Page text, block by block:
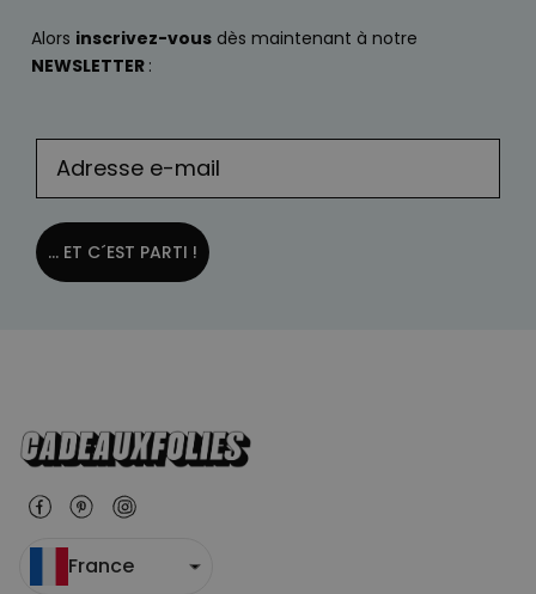
Alors inscrivez-vous dès maintenant à notre
NEWSLETTER :
... ET C´EST PARTI !
France